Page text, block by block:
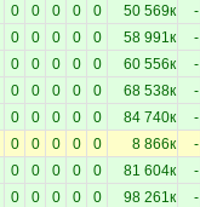
0 0 0 0 0 50 569к -
0 0 0 0 0 58 991к -
0 0 0 0 0 60 556к -
0 0 0 0 0 68 538к -
0 0 0 0 0 84 740к -
0 0 0 0 0 8 866к -
0 0 0 0 0 81 604к -
0 0 0 0 0 98 261к -